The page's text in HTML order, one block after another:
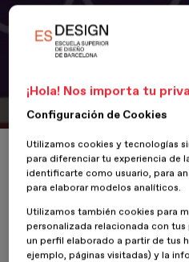
Wellbeing
Inicio ESDESIGNERS
6 Febrero 2025
¡Hola! Nos importa tu
Configuración de Cookies
Utilizamos cookies y tecnologías
para diferenciar tu experiencia de
identificarte como usuario, para
para elaborar modelos analíticos.
Utilizamos también cookies para
personalizada relacionada con
un perfil elaborado a partir de tus
ejemplo, páginas visitadas) y la